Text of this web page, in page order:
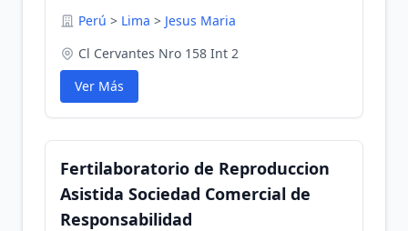
Perú > Lima > Jesus Maria
Cl Cervantes Nro 158 Int 2
Ver Más
Fertilaboratorio de Reproduccion
Asistida Sociedad Comercial de
Responsabilidad